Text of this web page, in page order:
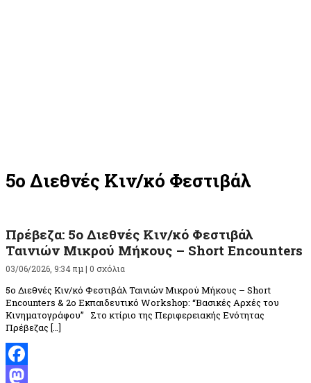
5ο Διεθνές Κιν/κό Φεστιβάλ
Πρέβεζα: 5ο Διεθνές Κιν/κό Φεστιβάλ
Ταινιών Μικρού Μήκους – Short Encounters
03/06/2026, 9:34 πμ | 0 σχόλια
5ο Διεθνές Κιν/κό Φεστιβάλ Ταινιών Μικρού Μήκους – Short
Encounters & 2ο Εκπαιδευτικό Workshop: “Βασικές Αρχές του
Κινηματογράφου” Στο κτίριο της Περιφερειακής Ενότητας
Πρέβεζας […]
Facebook